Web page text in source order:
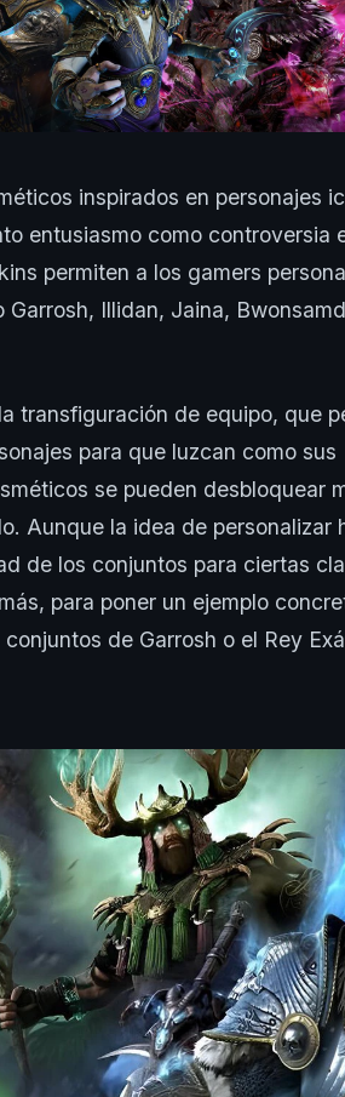
inspirados en personajes
entusiasmo como controversia
permiten a los gamers
Illidan, Jaina,
transfiguración de equipo, que
para que luzcan como sus
se pueden desbloquear
Aunque la idea de personalizar
de los conjuntos para ciertas
para poner un ejemplo
de Garrosh o el Rey